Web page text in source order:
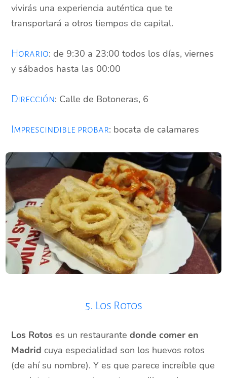
vivirás una experiencia auténtica que te
transportará a otros tiempos de capital.
Horario: de 9:30 a 23:00 todos los días, viernes
y sábados hasta las 00:00
Dirección: Calle de Botoneras, 6
Imprescindible probar: bocata de calamares
5. Los Rotos
Los Rotos es un restaurantedonde comer en
Madrid cuya especialidad son los huevos rotos
(de ahí su nombre). Y es que parece increíble que